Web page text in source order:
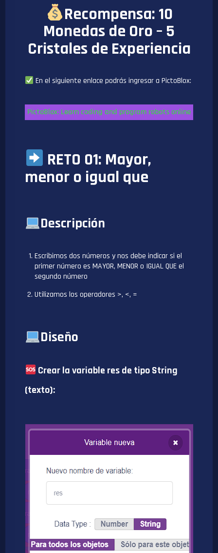
Recompensa: 10
Monedas de Oro – 5
Cristales de Experiencia
En el siguiente enlace podrás ingresar a PictoBlox:
PictoBlox: Learn coding and program robots online
RETO 01: Mayor,
menor o igual que
Descripción
Escribimos dos números y nos debe indicar si el
primer número es MAYOR, MENOR o IGUAL QUE el
segundo número
Utilizamos los operadores >, <, =
Diseño
Crear la variable res de tipo String
(texto):